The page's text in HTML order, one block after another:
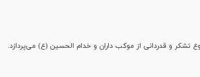
تشکر و قدردانی از موکب داران و خدام الحسین (ع) می‌پردازد.